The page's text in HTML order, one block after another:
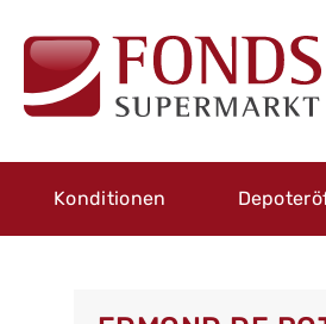
Konditionen